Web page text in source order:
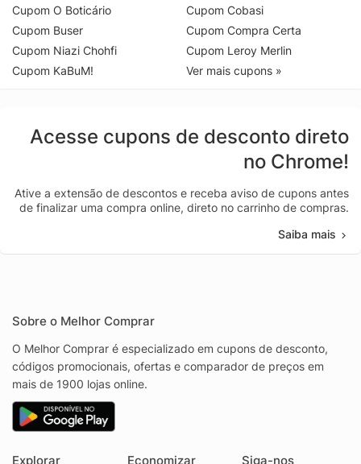
Cupom O Boticário
Cupom Buser
Cupom Niazi Chohfi
Cupom KaBuM!
Cupom Cobasi
Cupom Compra Certa
Cupom Leroy Merlin
Ver mais cupons »
Acesse cupons de desconto direto
no Chrome!
Ative a extensão de descontos e receba aviso de cupons antes
de finalizar uma compra online, direto no carrinho de compras.
Saiba mais
Sobre o Melhor Comprar
O Melhor Comprar é especializado em cupons de desconto,
códigos promocionais, ofertas e comparador de preços em
mais de 1900 lojas online.
Explorar Economizar Siga-nos